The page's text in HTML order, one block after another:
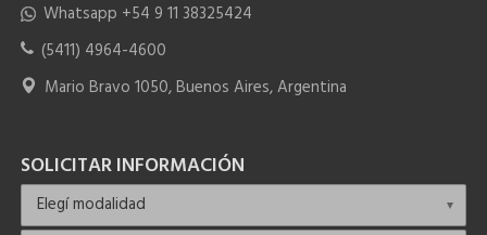
Whatsapp +54 9 11 38325424
(5411) 4964-4600
Mario Bravo 1050, Buenos Aires, Argentina
SOLICITAR INFORMACIÓN